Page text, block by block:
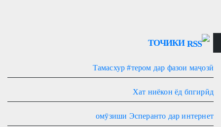
ТОЧИКИ
Тамасхур #тером дар фазои маҷозӣ
Хат ниёкон ёд бпгирӣд
омӯзиши Эсперанто дар интернет